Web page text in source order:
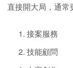
直接開大局，通常
接案服務
技能顧問